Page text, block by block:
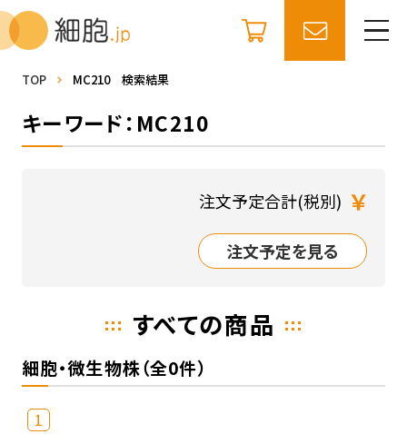
TOP MC210 検索結果
キーワード：MC210
注文予定合計(税別) ￥
注文予定を見る
すべての商品
細胞・微生物株（全0件）
1